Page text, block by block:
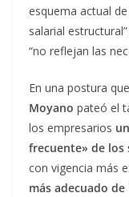
esquema actual
salarial
“no reflejan las
En una postura
Moyano pateó el
los empresarios
frecuente» de los
con vigencia más
más adecuado